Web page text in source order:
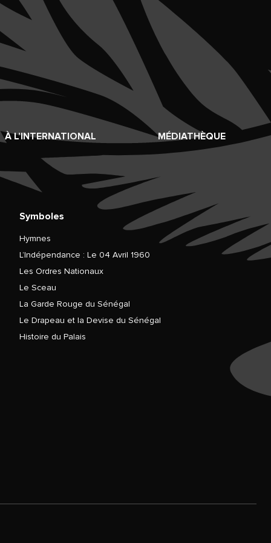
À L’INTERNATIONAL MÉDIATHÈQUE
Symboles
Hymnes
L’Indépendance : Le 04 Avril 1960
Les Ordres Nationaux
Le Sceau
La Garde Rouge du Sénégal
Le Drapeau et la Devise du Sénégal
Histoire du Palais